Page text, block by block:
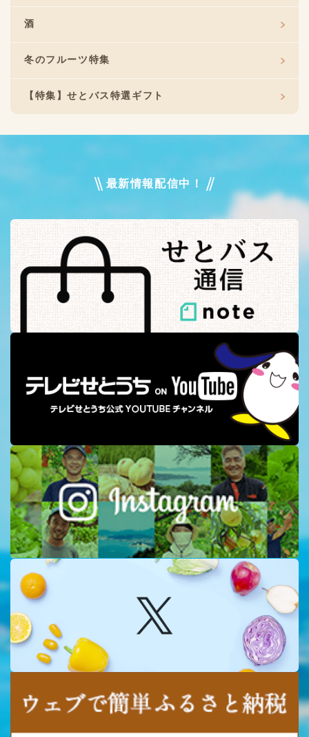
酒
冬のフルーツ特集
【特集】せとバス特選ギフト
最新情報配信中！